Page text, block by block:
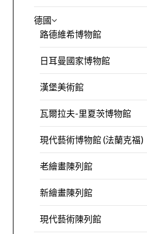
德國
路德維希博物館
日耳曼國家博物館
漢堡美術館
瓦爾拉夫-里夏茨博物館
現代藝術博物館 (法蘭克福)
老繪畫陳列館
新繪畫陳列館
現代藝術陳列館